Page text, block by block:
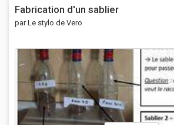
Fabrication d'un sablier
par Le stylo de Vero